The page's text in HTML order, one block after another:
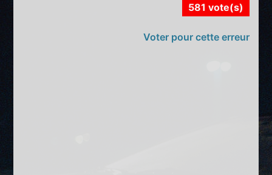
581 vote(s)
Voter pour cette erreur